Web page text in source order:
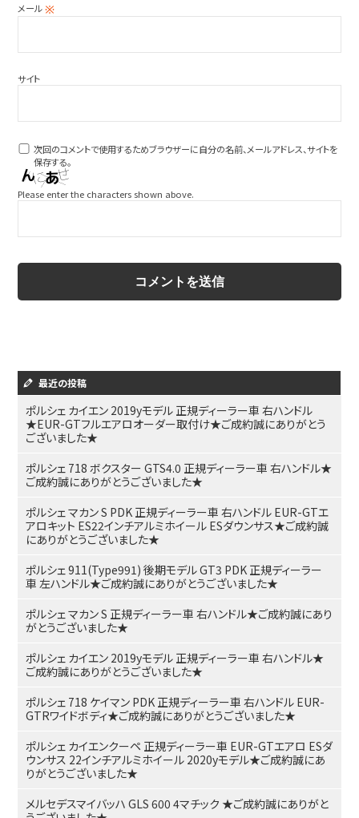
メール※
サイト
次回のコメントで使用するためブラウザーに自分の名前、メールアドレス、サイトを
保存する。
Please enter the characters shown above.
最近の投稿
ポルシェ カイエン 2019yモデル 正規ディーラー車 右ハンドル
★EUR-GTフルエアロオーダー取付け★ご成約誠にありがとう
ございました★
ポルシェ 718 ボクスター GTS4.0 正規ディーラー車 右ハンドル★
ご成約誠にありがとうございました★
ポルシェ マカン S PDK 正規ディーラー車 右ハンドル EUR-GTエ
アロキット ES22インチアルミホイール ESダウンサス★ご成約誠
にありがとうございました★
ポルシェ 911(Type991) 後期モデル GT3 PDK 正規ディーラー
車 左ハンドル★ご成約誠にありがとうございました★
ポルシェ マカン S 正規ディーラー車 右ハンドル★ご成約誠にあり
がとうございました★
ポルシェ カイエン 2019yモデル 正規ディーラー車 右ハンドル★
ご成約誠にありがとうございました★
ポルシェ 718 ケイマン PDK 正規ディーラー車 右ハンドル EUR-
GTRワイドボディ★ご成約誠にありがとうございました★
ポルシェ カイエンクーペ 正規ディーラー車 EUR-GTエアロ ESダ
ウンサス 22インチアルミホイール 2020yモデル★ご成約誠にあ
りがとうございました★
メルセデスマイバッハ GLS 600 4マチック ★ご成約誠にありがと